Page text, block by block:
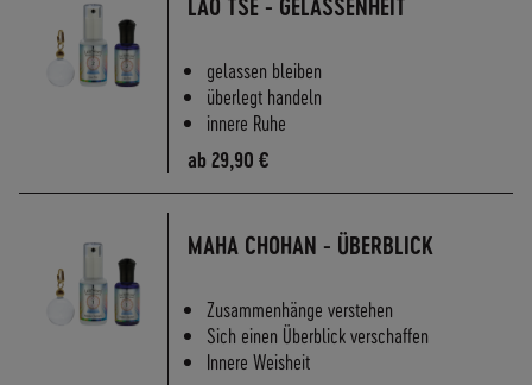
gelassen bleiben
überlegt handeln
innere Ruhe
ab 29,90 €
MAHA CHOHAN - ÜBERBLICK
Zusammenhänge verstehen
Sich einen Überblick verschaffen
Innere Weisheit